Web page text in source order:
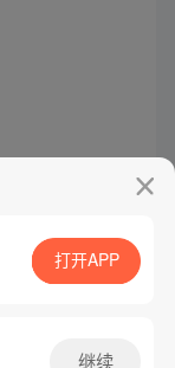
打开APP
继续
5